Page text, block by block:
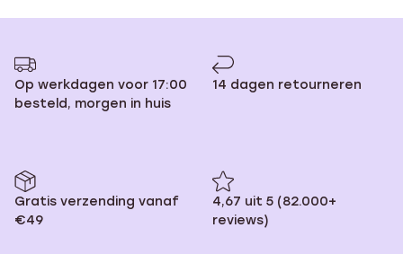
Op werkdagen voor 17:00
besteld, morgen in huis
14 dagen retourneren
Gratis verzending vanaf
€49
4,67 uit 5 (82.000+
reviews)